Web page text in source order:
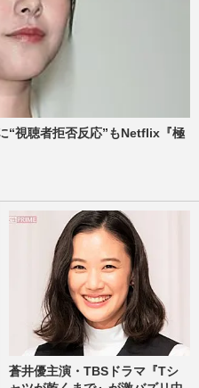
“視聴者拒否反応”もNetflix『極
蒼井優主演・TBSドラマ『Tシ